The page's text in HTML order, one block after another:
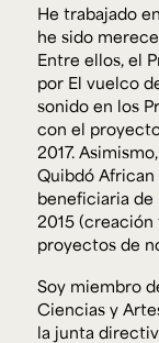
He trabajado
he sido
Entre ellos, el
por El vuelco
sonido en los
con el
2017.
Quibdó African
beneficiaria
2015 (creación
proyectos de
Soy miembro
Ciencias y
la junta